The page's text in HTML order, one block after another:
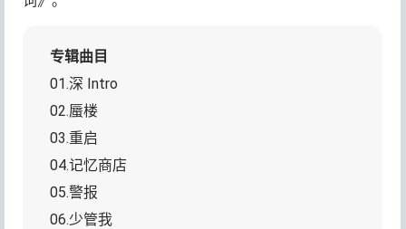
专辑曲目
01.深 Intro
02.蜃楼
03.重启
04.记忆商店
05.警报
06.少管我